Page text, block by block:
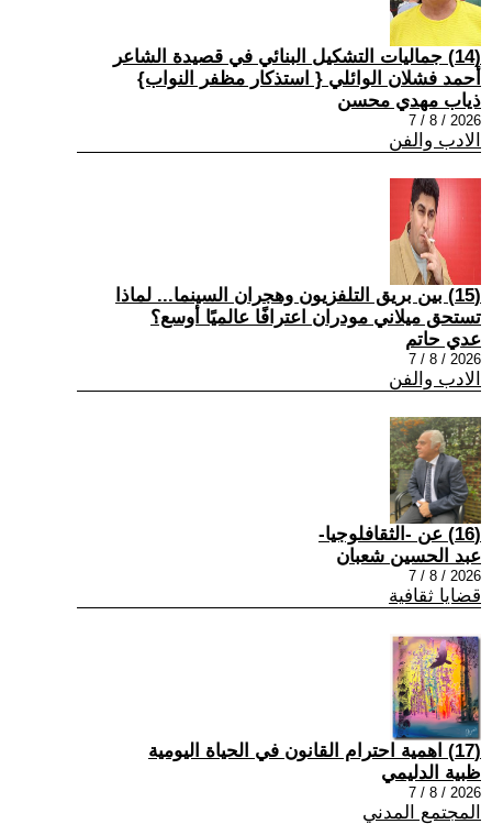
(14) جماليات التشكيل البنائي في قصيدة الشاعر
أحمد فشلان الوائلي { استذكار مظفر النواب}
ذياب مهدي محسن
2026 / 8 / 7
الادب والفن
(15) بين بريق التلفزيون وهجران السينما... لماذا
تستحق ميلاني مودران اعترافًا عالميًا أوسع؟
عدي حاتم
2026 / 8 / 7
الادب والفن
(16) عن -الثقافلوجيا-
عبد الحسين شعبان
2026 / 8 / 7
قضايا ثقافية
(17) اهمية احترام القانون في الحياة اليومية
ظبية الدليمي
2026 / 8 / 7
المجتمع المدني